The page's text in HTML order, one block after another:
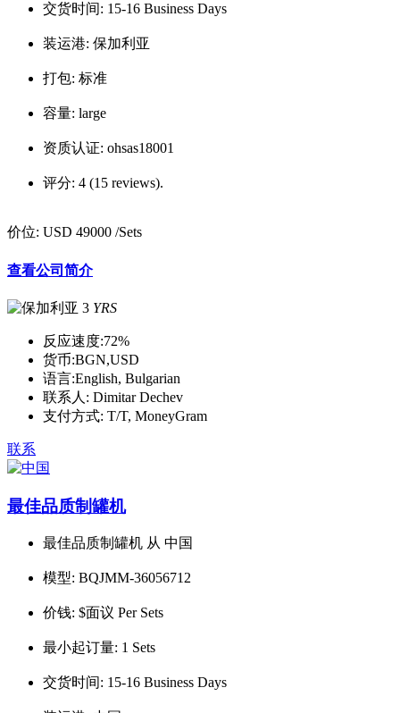
交货时间: 15-16 Business Days
装运港: 保加利亚
打包: 标准
容量: large
资质认证: ohsas18001
评分: 4 (15 reviews).
价位: USD 49000 /Sets
查看公司简介
3 YRS
反应速度:72%
货币:BGN,USD
语言:English, Bulgarian
联系人: Dimitar Dechev
支付方式: T/T, MoneyGram
联系
最佳品质制罐机
最佳品质制罐机 从 中国
模型: BQJMM-36056712
价钱: $面议 Per Sets
最小起订量: 1 Sets
交货时间: 15-16 Business Days